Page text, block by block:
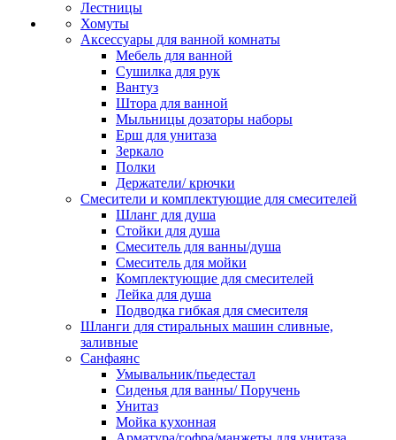
Лестницы
Хомуты
Аксессуары для ванной комнаты
Мебель для ванной
Сушилка для рук
Вантуз
Штора для ванной
Мыльницы дозаторы наборы
Ерш для унитаза
Зеркало
Полки
Держатели/ крючки
Смесители и комплектующие для смесителей
Шланг для душа
Стойки для душа
Смеситель для ванны/душа
Смеситель для мойки
Комплектующие для смесителей
Лейка для душа
Подводка гибкая для смесителя
Шланги для стиральных машин сливные,
заливные
Санфаянс
Умывальник/пьедестал
Сиденья для ванны/ Поручень
Унитаз
Мойка кухонная